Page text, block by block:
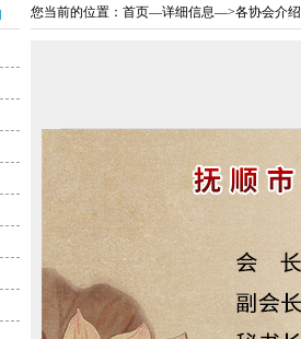
您当前的位置：首页—详细信息—>各协会介绍